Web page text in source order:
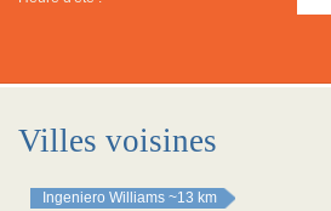
Villes voisines
Ingeniero Williams ~13 km